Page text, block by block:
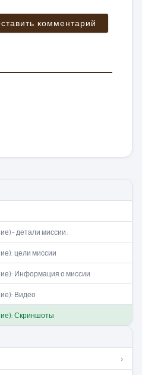
- детали миссии:
цели миссии
Информация о миссии
Видео
Скриншоты
›